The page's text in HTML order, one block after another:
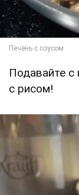
Подавайте
с рисом!